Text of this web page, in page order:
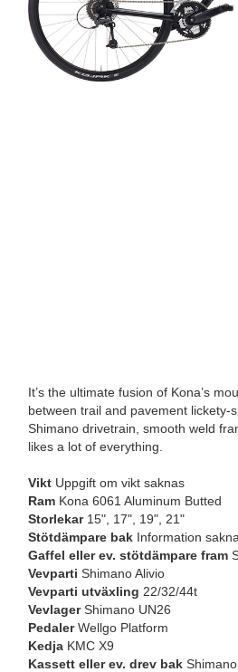
It’s the ultimate fusion of Kona’s
between trail and pavement lickety-
Shimano drivetrain, smooth weld
likes a lot of everything.
ViktUppgift om vikt saknas
RamKona 6061 Aluminum Butted
Storlekar15", 17", 19", 21"
Stötdämpare bakInformation
Gaffel eller ev. stötdämpare fram
Vevparti Shimano Alivio
Vevparti utväxling 22/32/44t
VevlagerShimano UN26
PedalerWellgo Platform
KedjaKMC X9
Kassett eller ev. drev bakShimano